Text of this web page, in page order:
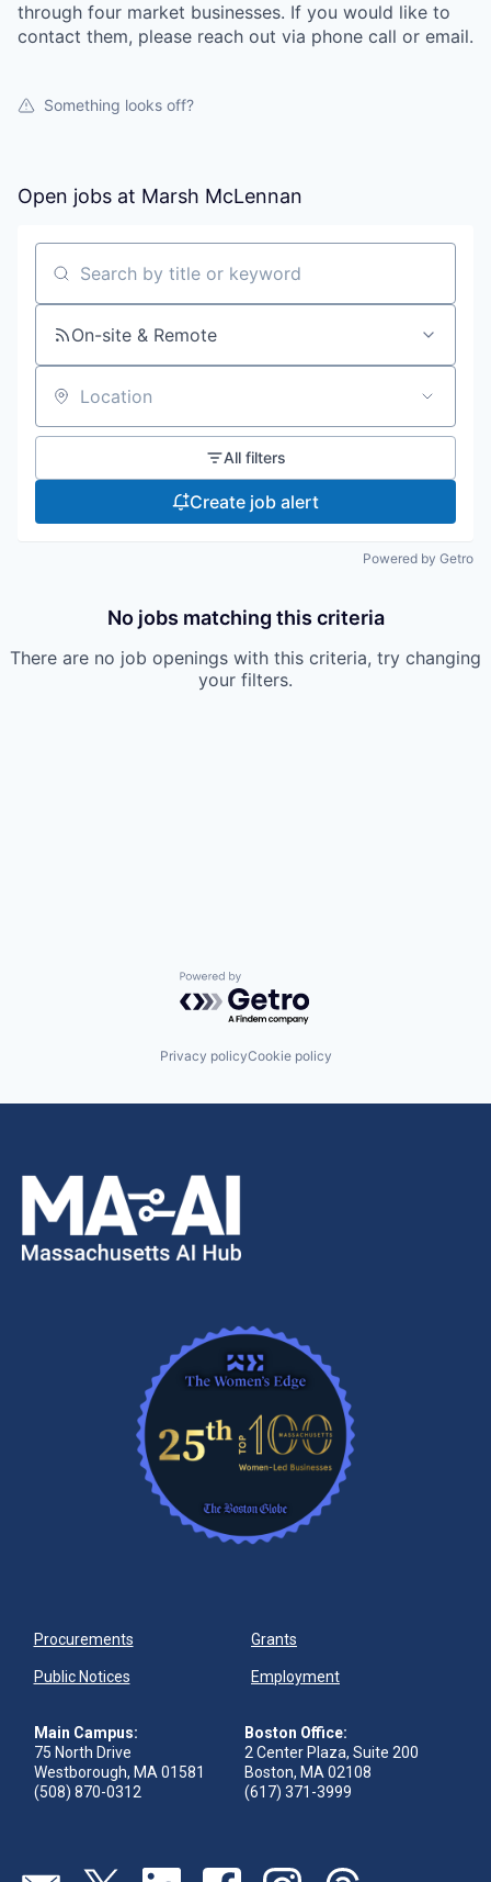
through four market businesses. If you would like to
contact them, please reach out via phone call or email.
Something looks off?
Open jobs at Marsh McLennan
Search by title or keyword
On-site & Remote
Location
All filters
Create job alert
Powered by Getro
No jobs matching this criteria
There are no job openings with this criteria, try changing
your filters.
Powered by Getro.com
Privacy policyCookie policy
Procurements Grants
Public Notices Employment
Main Campus:
75 North Drive
Westborough, MA 01581
(508) 870-0312
Boston Office:
2 Center Plaza, Suite 200
Boston, MA 02108
(617) 371-3999